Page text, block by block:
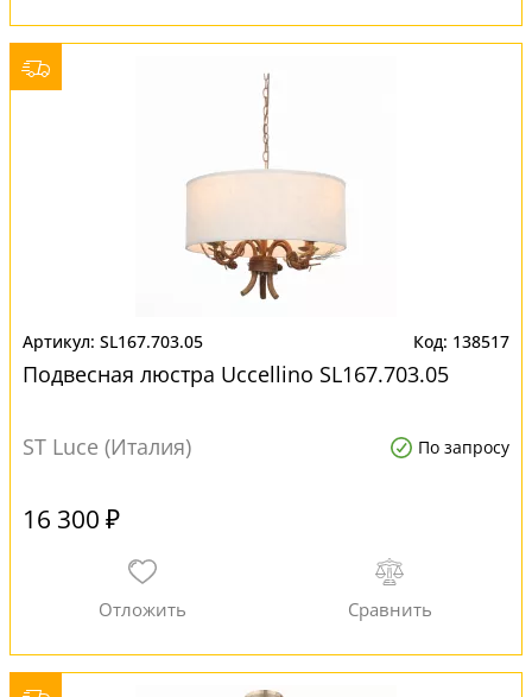
SL167.703.05 138517
Подвесная люстра Uccellino SL167.703.05
ST Luce (Италия) По запросу
16 300 ₽